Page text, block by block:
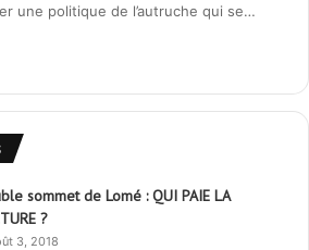
une politique de l’autruche qui se…
sommet de Lomé : QUI PAIE LA
?
3, 2018